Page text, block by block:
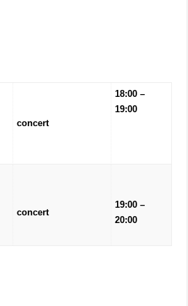
concert
18:00 –
19:00
concert
19:00 –
20:00